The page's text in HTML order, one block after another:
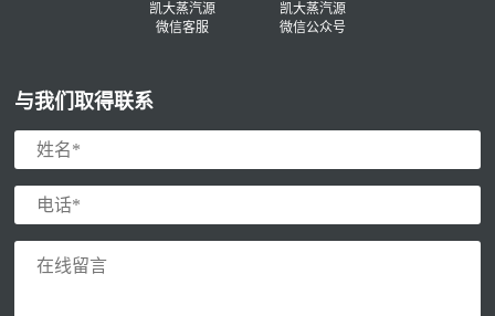
凯大蒸汽源
微信客服
凯大蒸汽源
微信公众号
与我们取得联系